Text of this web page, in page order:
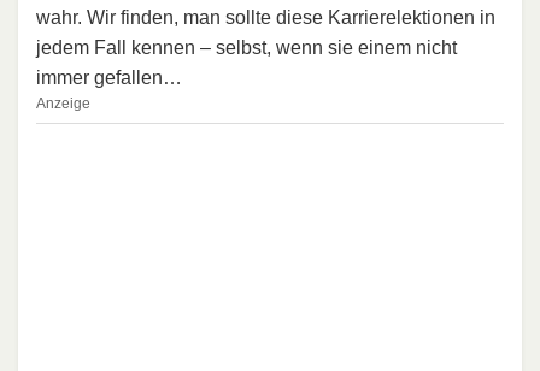
wahr. Wir finden, man sollte diese Karrierelektionen in
jedem Fall kennen – selbst, wenn sie einem nicht
immer gefallen…
Anzeige